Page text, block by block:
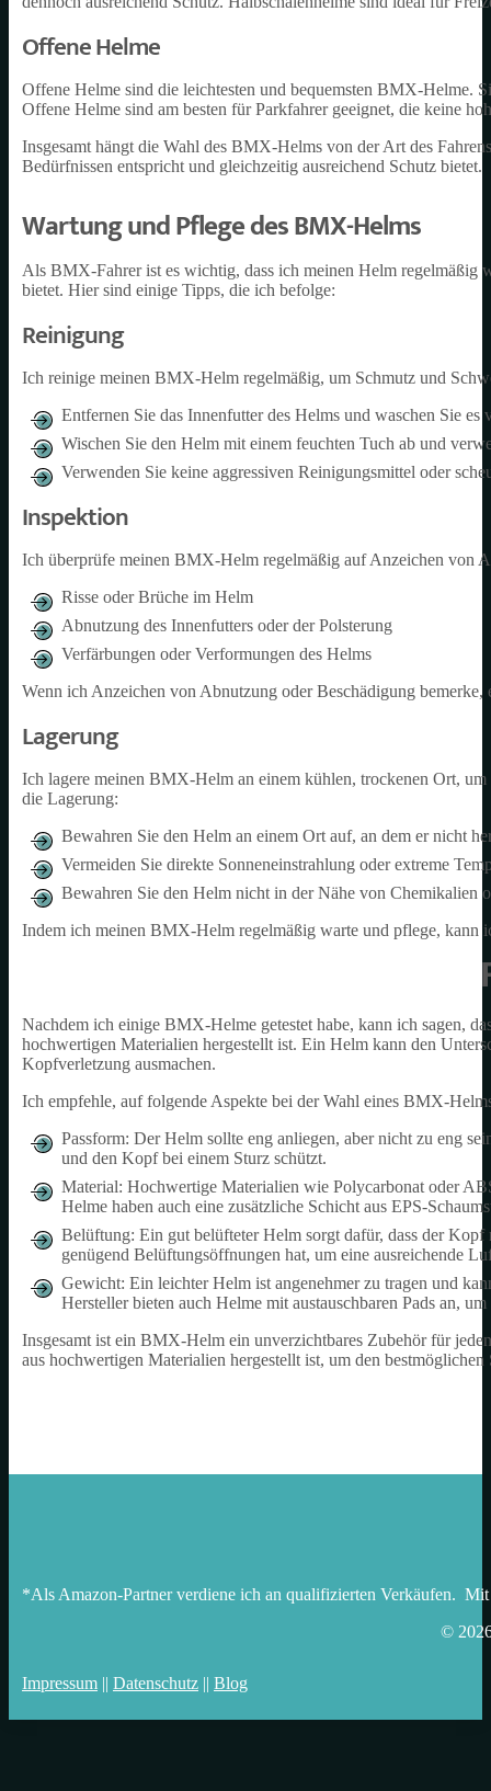
Offene Helme
Offene Helme sind die leichtesten und bequemsten BMX-Helme.
Offene Helme sind am besten für Parkfahrer geeignet, die keine
Insgesamt hängt die Wahl des BMX-Helms von der Art des
Bedürfnissen entspricht und gleichzeitig ausreichend Schutz bietet.
Wartung und Pflege des BMX-Helms
Als BMX-Fahrer ist es wichtig, dass ich meinen Helm regelmäßig
bietet. Hier sind einige Tipps, die ich befolge:
Reinigung
Ich reinige meinen BMX-Helm regelmäßig, um Schmutz und
Entfernen Sie das Innenfutter des Helms und waschen Sie
Wischen Sie den Helm mit einem feuchten Tuch ab und
Verwenden Sie keine aggressiven Reinigungsmittel oder
Inspektion
Ich überprüfe meinen BMX-Helm regelmäßig auf Anzeichen von
Risse oder Brüche im Helm
Abnutzung des Innenfutters oder der Polsterung
Verfärbungen oder Verformungen des Helms
Wenn ich Anzeichen von Abnutzung oder Beschädigung bemerke,
Lagerung
Ich lagere meinen BMX-Helm an einem kühlen, trockenen Ort,
die Lagerung:
Bewahren Sie den Helm an einem Ort auf, an dem er nicht
Vermeiden Sie direkte Sonneneinstrahlung oder extreme
Bewahren Sie den Helm nicht in der Nähe von Chemikalien
Indem ich meinen BMX-Helm regelmäßig warte und pflege, kann
Nachdem ich einige BMX-Helme getestet habe, kann ich sagen,
hochwertigen Materialien hergestellt ist. Ein Helm kann den
Kopfverletzung ausmachen.
Ich empfehle, auf folgende Aspekte bei der Wahl eines BMX-
Passform: Der Helm sollte eng anliegen, aber nicht zu eng
und den Kopf bei einem Sturz schützt.
Material: Hochwertige Materialien wie Polycarbonat oder
Helme haben auch eine zusätzliche Schicht aus EPS-
Belüftung: Ein gut belüfteter Helm sorgt dafür, dass der
genügend Belüftungsöffnungen hat, um eine ausreichende
Gewicht: Ein leichter Helm ist angenehmer zu tragen und
Hersteller bieten auch Helme mit austauschbaren Pads an,
Insgesamt ist ein BMX-Helm ein unverzichtbares Zubehör für
aus hochwertigen Materialien hergestellt ist, um den
*Als Amazon-Partner verdiene ich an qualifizierten Verkäufen.
©
Impressum || Datenschutz || Blog